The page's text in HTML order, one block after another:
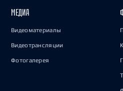
МЕДИА
Видеоматериалы
Видеотрансляции
Фотогалерея